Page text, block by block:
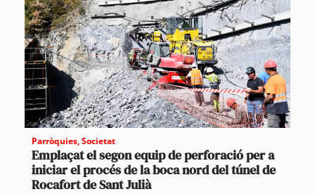
Parròquies,Societat
Emplaçat el segon equip de perforació per a
iniciar el procés de la boca nord del túnel de
Rocafort de Sant Julià